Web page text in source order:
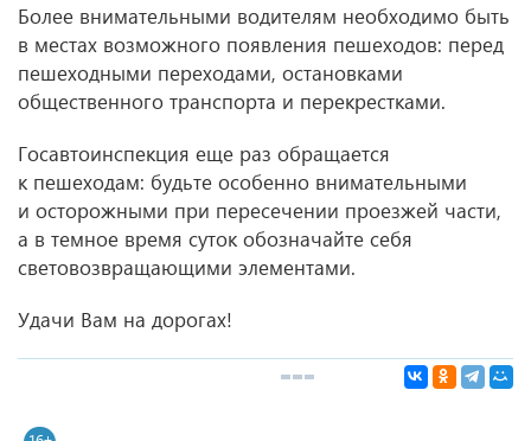
Более внимательными водителям необходимо быть
в местах возможного появления пешеходов: перед
пешеходными переходами, остановками
общественного транспорта и перекрестками.
Госавтоинспекция еще раз обращается
к пешеходам: будьте особенно внимательными
и осторожными при пересечении проезжей части,
а в темное время суток обозначайте себя
световозвращающими элементами.
Удачи Вам на дорогах!